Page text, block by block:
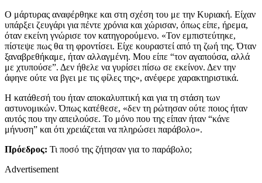
Ο μάρτυρας αναφέρθηκε και στη σχέση του με την Κυριακή. Είχαν
υπάρξει ζευγάρι για πέντε χρόνια και χώρισαν, όπως είπε, ήρεμα,
όταν εκείνη γνώρισε τον κατηγορούμενο. «Τον εμπιστεύτηκε,
πίστεψε πως θα τη φροντίσει. Είχε κουραστεί από τη ζωή της. Όταν
ξαναβρεθήκαμε, ήταν αλλαγμένη. Μου είπε “τον αγαπούσα, αλλά
με χτυπούσε”. Δεν ήθελε να γυρίσει πίσω σε εκείνον. Δεν την
άφηνε ούτε να βγει με τις φίλες της», ανέφερε χαρακτηριστικά.
Η κατάθεσή του ήταν αποκαλυπτική και για τη στάση των
αστυνομικών. Όπως κατέθεσε, «δεν τη ρώτησαν ούτε ποιος ήταν
αυτός που την απειλούσε. Το μόνο που της είπαν ήταν “κάνε
μήνυση” και ότι χρειάζεται να πληρώσει παράβολο».
Πρόεδρος: Τι ποσό της ζήτησαν για το παράβολο;
Advertisement